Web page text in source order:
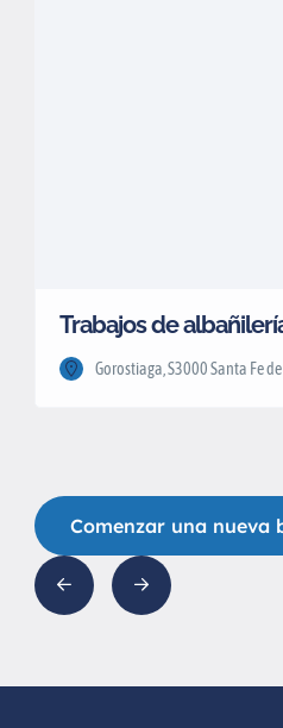
Trabajos de
Gorostiaga, S3000 Santa Fe
Comenzar una nueva